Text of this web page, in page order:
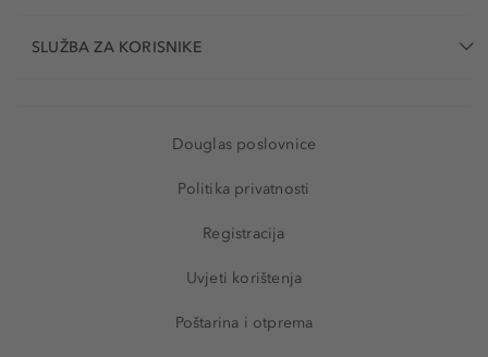
SLUŽBA ZA KORISNIKE
Douglas poslovnice
Politika privatnosti
Registracija
Uvjeti korištenja
Poštarina i otprema